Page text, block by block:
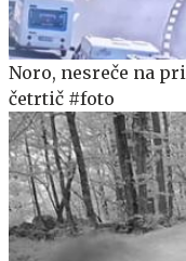
Noro, nesreče na
četrtič #foto